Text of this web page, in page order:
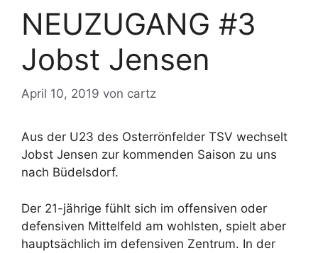
NEUZUGANG #3
Jobst Jensen
April 10, 2019 von cartz
Aus der U23 des Osterrönfelder TSV wechselt
Jobst Jensen zur kommenden Saison zu uns
nach Büdelsdorf.
Der 21-jährige fühlt sich im offensiven oder
defensiven Mittelfeld am wohlsten, spielt aber
hauptsächlich im defensiven Zentrum. In der